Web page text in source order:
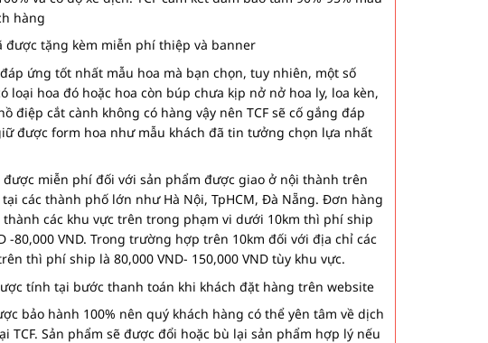
hàng
được tặng kèm miễn phí thiệp và banner
đáp ứng tốt nhất mẫu hoa mà bạn chọn, tuy nhiên, một số
loại hoa đó hoặc hoa còn búp chưa kịp nở nở hoa ly, loa kèn,
điệp cắt cành không có hàng vậy nên TCF sẽ cố gắng đáp
được form hoa như mẫu khách đã tin tưởng chọn lựa nhất
miễn phí đối với sản phẩm được giao ở nội thành trên
tại các thành phố lớn như Hà Nội, TpHCM, Đà Nẵng. Đơn hàng
các khu vực trên trong phạm vi dưới 10km thì phí ship
-80,000 VND. Trong trường hợp trên 10km đối với địa chỉ các
thì phí ship là 80,000 VND- 150,000 VND tùy khu vực.
tính tại bước thanh toán khi khách đặt hàng trên website
bảo hành 100% nên quý khách hàng có thể yên tâm về dịch
TCF. Sản phẩm sẽ được đổi hoặc bù lại sản phẩm hợp lý nếu